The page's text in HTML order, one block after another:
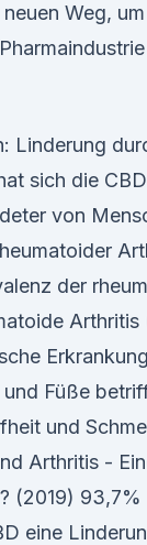
Weg,
Linderung
sich die
von
der
Arthritis
Füße
und
Arthritis -
(2019) 93,7%
eine